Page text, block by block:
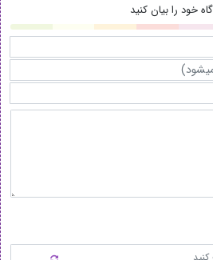
خود را بیان کنید